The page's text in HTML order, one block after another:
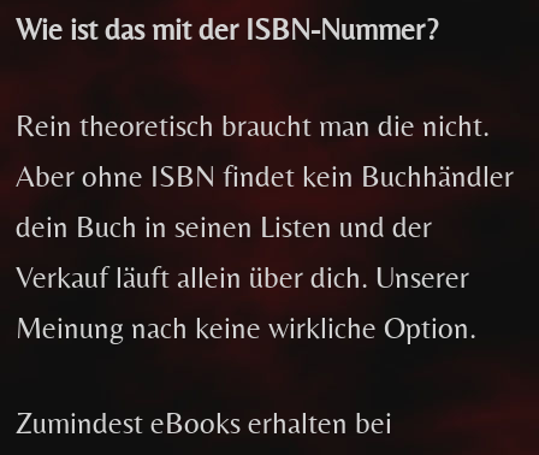
Wie ist das mit der ISBN-Nummer?
Rein theoretisch braucht man die nicht.
Aber ohne ISBN findet kein Buchhändler
dein Buch in seinen Listen und der
Verkauf läuft allein über dich. Unserer
Meinung nach keine wirkliche Option.
Zumindest eBooks erhalten bei